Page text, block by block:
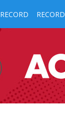
RECORD